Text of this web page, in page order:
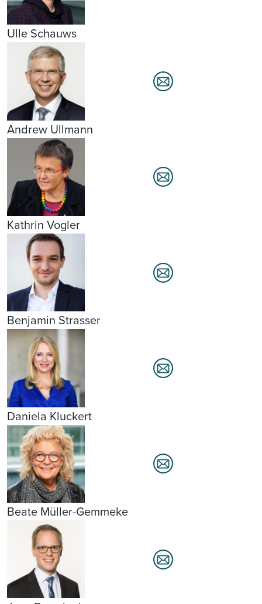
Ulle Schauws
Andrew Ullmann
Kathrin Vogler
Benjamin Strasser
Daniela Kluckert
Beate Müller-Gemmeke